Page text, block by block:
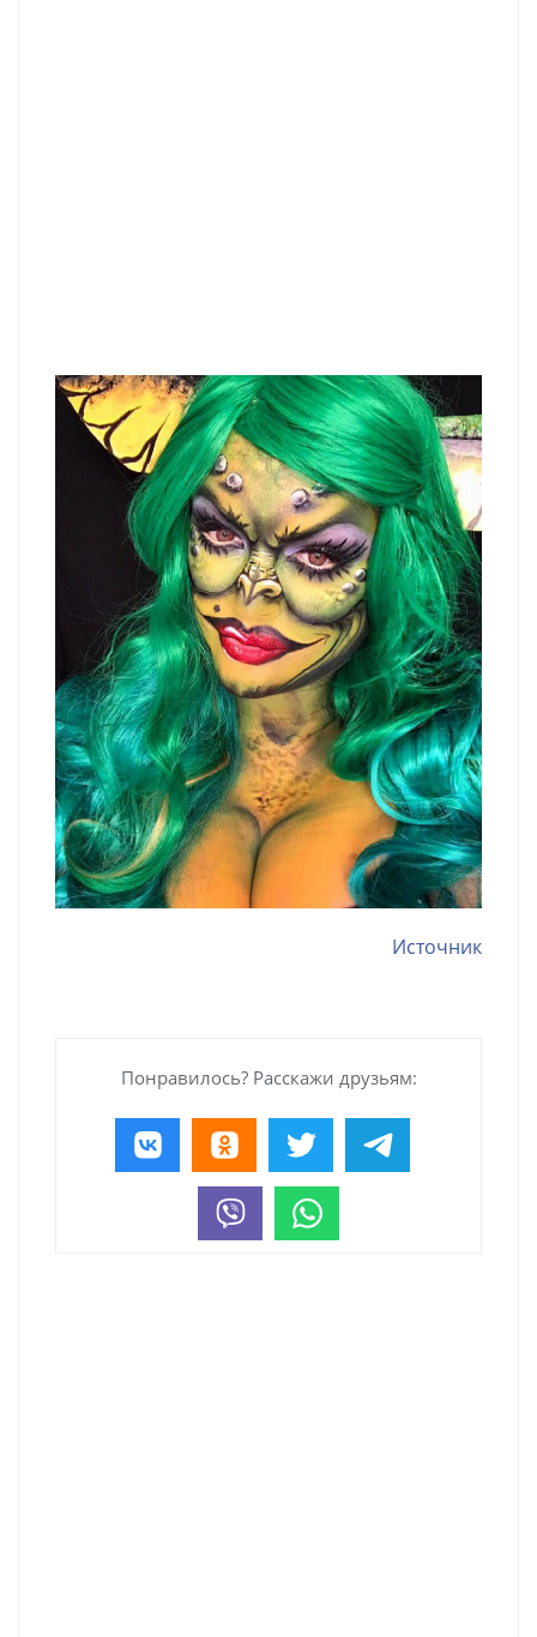
Источник
Понравилось? Расскажи друзьям: